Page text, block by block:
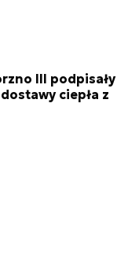
III podpisały
ciepła z